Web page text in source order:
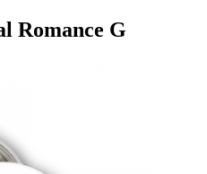
Romance G